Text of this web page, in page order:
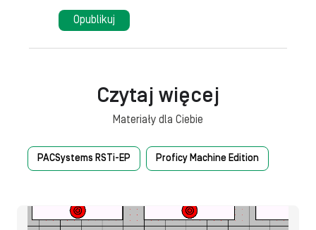
Czytaj więcej
Materiały dla Ciebie
PACSystems RSTi-EP Proficy Machine Edition